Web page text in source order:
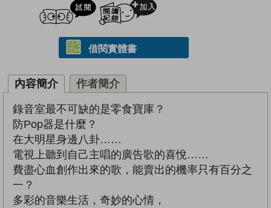
借閱實體書
內容簡介 作者簡介
錄音室最不可缺的是零食寶庫？
防Pop器是什麼？
在大明星身邊八卦……
電視上聽到自己主唱的廣告歌的喜悅……
費盡心血創作出來的歌，能賣出的機率只有百分之
一？
多彩的音樂生活，奇妙的心情，